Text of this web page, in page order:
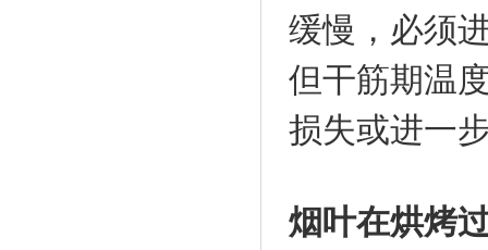
缓慢，必须
但干筋期温
损失或进一
烟叶在烘烤